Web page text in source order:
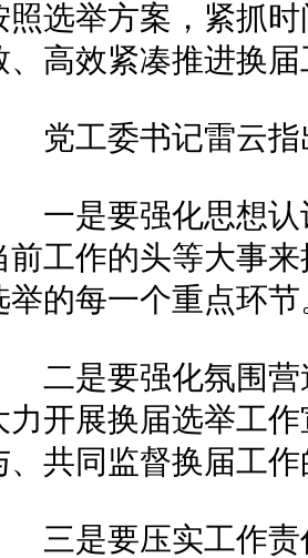
照选举方案，紧抓
、高效紧凑推进换
工委书记雷云指
是要强化思想认
前工作的头等大事
举的每一个重点环节
是要强化氛围营
力开展换届选举工
、共同监督换届工
是要压实工作责